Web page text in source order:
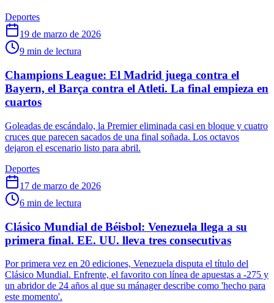
Deportes
19 de marzo de 2026
9 min de lectura
Champions League: El Madrid juega contra el
Bayern, el Barça contra el Atleti. La final empieza en
cuartos
Goleadas de escándalo, la Premier eliminada casi en bloque y cuatro
cruces que parecen sacados de una final soñada. Los octavos
dejaron el escenario listo para abril.
Deportes
17 de marzo de 2026
6 min de lectura
Clásico Mundial de Béisbol: Venezuela llega a su
primera final. EE. UU. lleva tres consecutivas
Por primera vez en 20 ediciones, Venezuela disputa el título del
Clásico Mundial. Enfrente, el favorito con línea de apuestas a -275 y
un abridor de 24 años al que su mánager describe como 'hecho para
este momento'.